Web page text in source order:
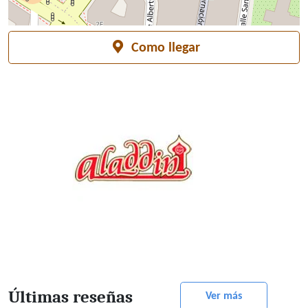
Como llegar
Últimas reseñas Ver más